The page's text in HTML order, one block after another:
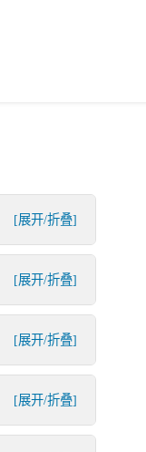
[展开/折叠]
[展开/折叠]
[展开/折叠]
[展开/折叠]